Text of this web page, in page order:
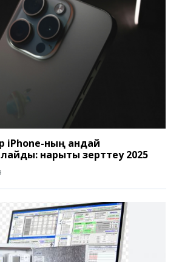
iPhone-ның қандай
нарықты зерттеу 2025